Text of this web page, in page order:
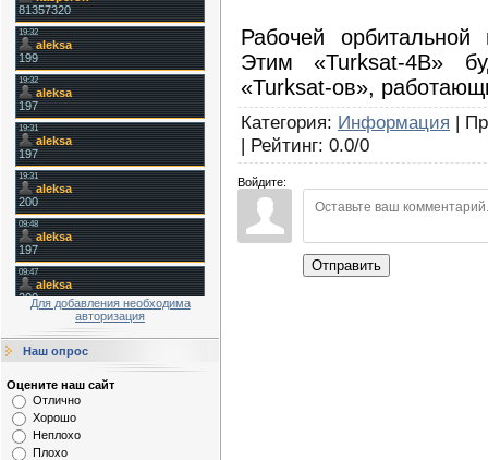
Для добавления необходима
авторизация
Наш опрос
Оцените наш сайт
Отлично
Хорошо
Неплохо
Плохо
Рабочей орбитальной
Этим «Turksat-4B»
«Turksat-ов»,
Категория: Информация |
| Рейтинг: 0.0/0
Войдите:
Отправить